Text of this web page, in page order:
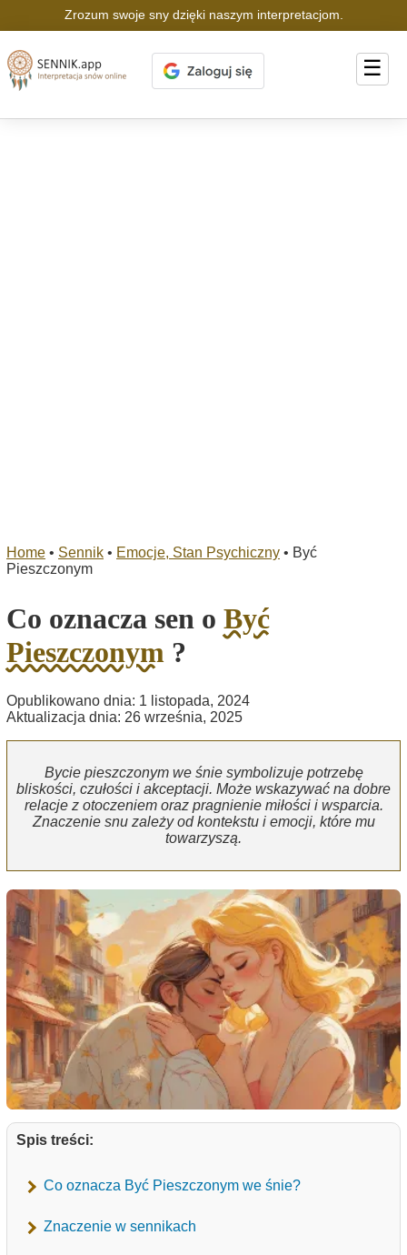
Zrozum swoje sny dzięki naszym interpretacjom.
☰
Home • Sennik • Emocje, Stan Psychiczny • Być
Pieszczonym
Co oznacza sen o Być
Pieszczonym ?
Opublikowano dnia: 1 listopada, 2024
Aktualizacja dnia: 26 września, 2025
Bycie pieszczonym we śnie symbolizuje potrzebę
bliskości, czułości i akceptacji. Może wskazywać na dobre
relacje z otoczeniem oraz pragnienie miłości i wsparcia.
Znaczenie snu zależy od kontekstu i emocji, które mu
towarzyszą.
Spis treści:
Co oznacza Być Pieszczonym we śnie?
Znaczenie w sennikach